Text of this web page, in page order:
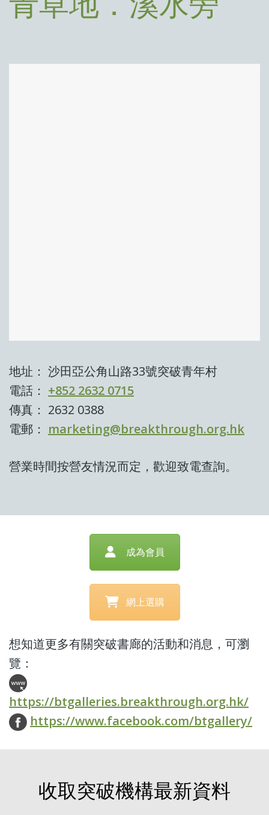
地址： 沙田亞公角山路33號突破青年村
電話： +852 2632 0715
傳真： 2632 0388
電郵： marketing@breakthrough.org.hk
營業時間按營友情況而定，歡迎致電查詢。
成為會員
網上選購
想知道更多有關突破書廊的活動和消息，可瀏
覽：
https://btgalleries.breakthrough.org.hk/
https://www.facebook.com/btgallery/
收取突破機構最新資料